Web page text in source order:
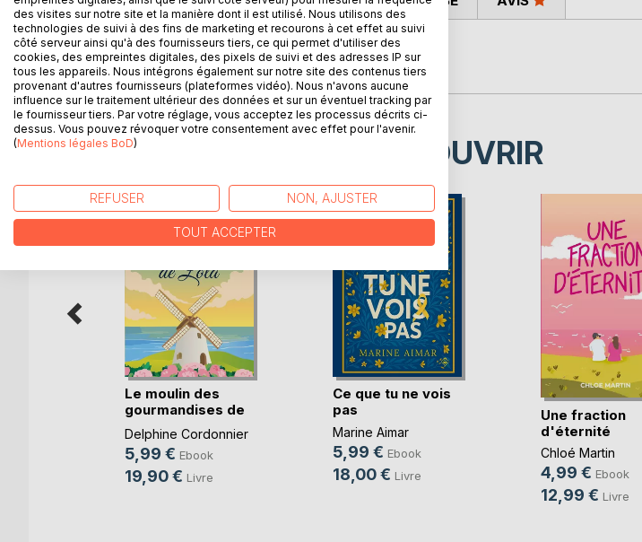
Une histoire inexplicable, compliquée mais des plus purs.
A mon Bilal,
D’AUTRES TITRES À DÉCOUVRIR
Le moulin des
gourmandises de
Lola
Delphine Cordonnier
5,99 € Ebook
19,90 € Livre
Ce que tu ne vois
pas
Marine Aimar
5,99 € Ebook
18,00 € Livre
Une fraction
d'éternité
Chloé Martin
4,99 € Ebook
12,99 € Livre
des visites sur notre site et la manière dont il est utilisé. Nous utilisons des
technologies de suivi à des fins de marketing et recourons à cet effet au suivi
côté serveur ainsi qu'à des fournisseurs tiers, ce qui permet d'utiliser des
cookies, des empreintes digitales, des pixels de suivi et des adresses IP sur
tous les appareils. Nous intégrons également sur notre site des contenus tiers
provenant d'autres fournisseurs (plateformes vidéo). Nous n'avons aucune
influence sur le traitement ultérieur des données et sur un éventuel tracking par
le fournisseur tiers. Par votre réglage, vous acceptez les processus décrits ci-
dessus. Vous pouvez révoquer votre consentement avec effet pour l'avenir.
(Mentions légales BoD)
REFUSER NON, AJUSTER
TOUT ACCEPTER